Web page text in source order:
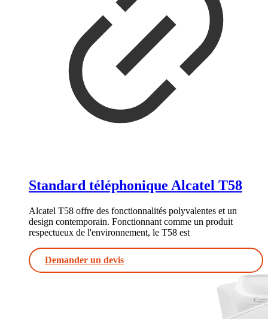
Standard téléphonique Alcatel T58
Alcatel T58 offre des fonctionnalités polyvalentes et un
design contemporain. Fonctionnant comme un produit
respectueux de l'environnement, le T58 est
Demander un devis